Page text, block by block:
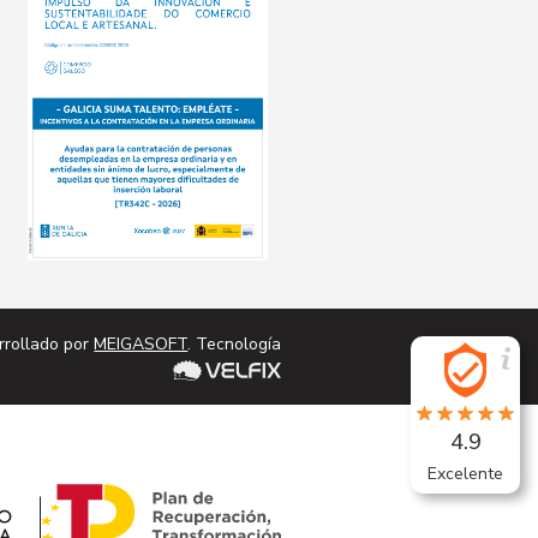
porMEIGASOFT. Tecnología
4.9
Excelente